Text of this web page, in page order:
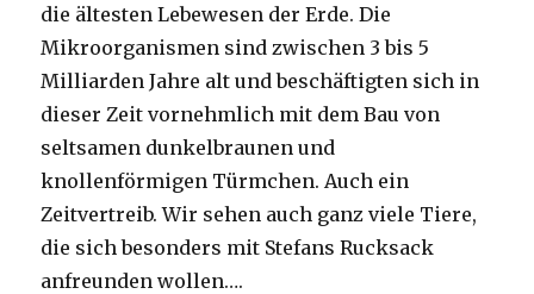
die ältesten Lebewesen der Erde. Die
Mikroorganismen sind zwischen 3 bis 5
Milliarden Jahre alt und beschäftigten sich in
dieser Zeit vornehmlich mit dem Bau von
seltsamen dunkelbraunen und
knollenförmigen Türmchen. Auch ein
Zeitvertreib. Wir sehen auch ganz viele Tiere,
die sich besonders mit Stefans Rucksack
anfreunden wollen….